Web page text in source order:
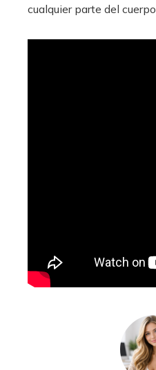
cualquier parte del cuerpo.